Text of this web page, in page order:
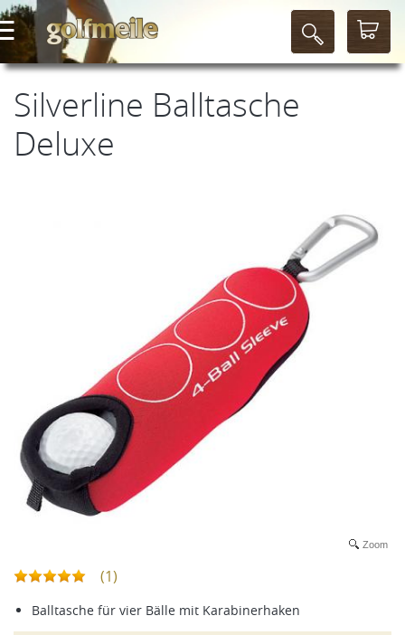
Silverline Balltasche
Deluxe
Zoom
(1)
Balltasche für vier Bälle mit Karabinerhaken